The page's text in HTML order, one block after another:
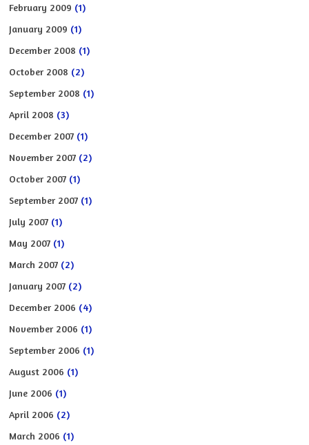
February 2009 (1)
January 2009 (1)
December 2008 (1)
October 2008 (2)
September 2008 (1)
April 2008 (3)
December 2007 (1)
November 2007 (2)
October 2007 (1)
September 2007 (1)
July 2007 (1)
May 2007 (1)
March 2007 (2)
January 2007 (2)
December 2006 (4)
November 2006 (1)
September 2006 (1)
August 2006 (1)
June 2006 (1)
April 2006 (2)
March 2006 (1)